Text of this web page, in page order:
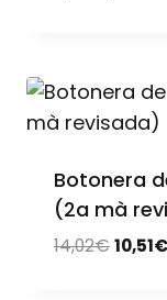
Botonera
(2a mà
14,02€El
10,51€